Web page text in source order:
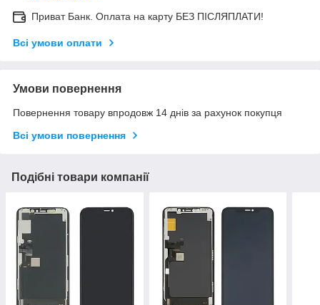
Приват Банк. Оплата на карту БЕЗ ПІСЛЯПЛАТИ!
Всі умови оплати
Умови повернення
Повернення товару впродовж 14 днів за рахунок покупця
Всі умови повернення
Подібні товари компанії